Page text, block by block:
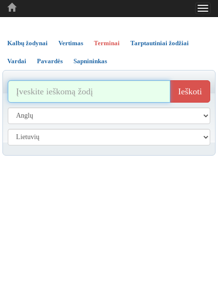
..
..
Kalbų žodynai Vertimas Terminai Tarptautiniai žodžiai
Vardai Pavardės Sapnininkas
Ieškoti